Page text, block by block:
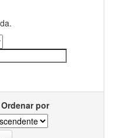
Ordenar por